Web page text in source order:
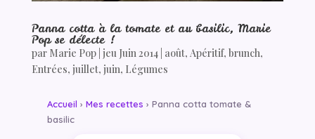
Panna cotta à la tomate et au basilic, Marie
Pop se délecte !
par Marie Pop| jeu Juin 2014| août, Apéritif, brunch,
Entrées, juillet, juin, Légumes
Accueil › Mes recettes › Panna cotta tomate &
basilic